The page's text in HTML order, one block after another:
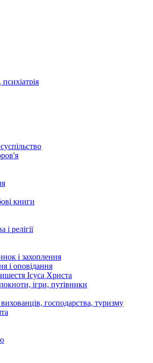
книги
релігії
і захоплення
і оповідання
Ісуса Христа
ігри, путівники
господарства, туризму